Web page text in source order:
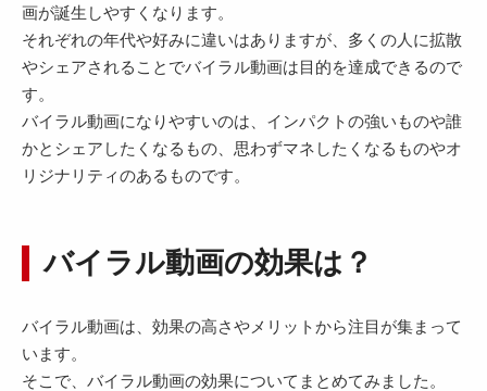
画が誕生しやすくなります。
それぞれの年代や好みに違いはありますが、多くの人に拡散
やシェアされることでバイラル動画は目的を達成できるので
す。
バイラル動画になりやすいのは、インパクトの強いものや誰
かとシェアしたくなるもの、思わずマネしたくなるものやオ
リジナリティのあるものです。
バイラル動画の効果は？
バイラル動画は、効果の高さやメリットから注目が集まって
います。
そこで、バイラル動画の効果についてまとめてみました。